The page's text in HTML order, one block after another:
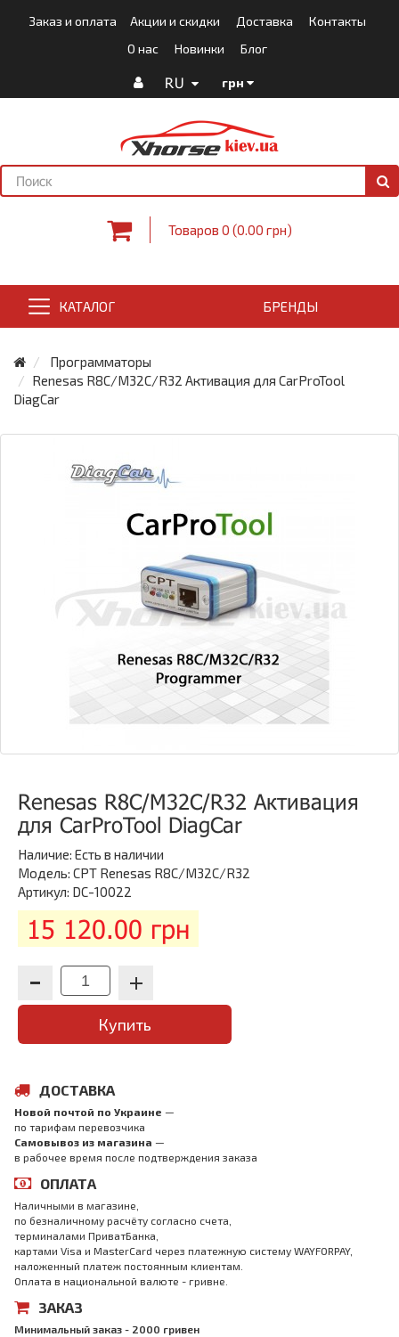
Заказ и оплата Акции и скидки Доставка
Контакты
О нас
Новинки Блог
RU грн
Товаров 0 (0.00 грн)
КАТАЛОГ БРЕНДЫ
Программаторы
Renesas R8C/M32C/R32 Активация для CarProTool
DiagCar
Renesas R8C/M32C/R32 Активация
для CarProTool DiagCar
Наличие: Есть в наличии
Модель: CPT Renesas R8C/M32C/R32
Артикул: DC-10022
15 120.00 грн
Купить
ДОСТАВКА
Новой почтой по Украине —
по тарифам перевозчика
Самовывоз из магазина —
в рабочее время после подтверждения заказа
ОПЛАТА
Наличными в магазине,
по безналичному расчёту согласно счета,
терминалами ПриватБанка,
картами Visa и MasterCard через платежную систему WAYFORPAY,
наложенный платеж постоянным клиентам.
Оплата в национальной валюте - гривне.
ЗАКАЗ
Минимальный заказ - 2000 гривен